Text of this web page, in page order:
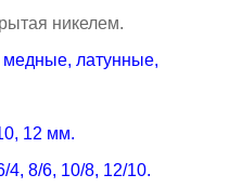
никелем.
медные, латунные,
12 мм.
4, 8/6, 10/8, 12/10.